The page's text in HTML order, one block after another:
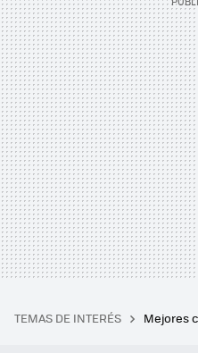
TEMAS DE INTERÉS Mejores